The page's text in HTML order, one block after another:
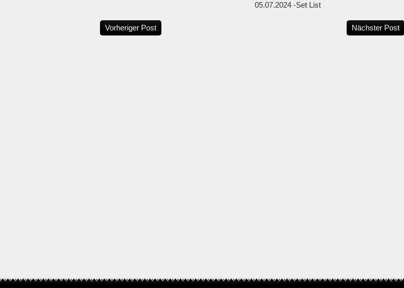
05.07.2024 -Set List
Vorheriger Post Nächster Post